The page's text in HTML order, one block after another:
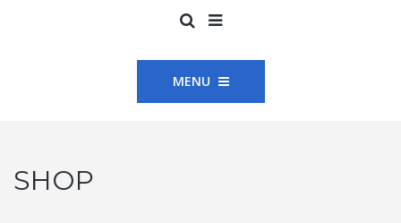
MENU
SHOP